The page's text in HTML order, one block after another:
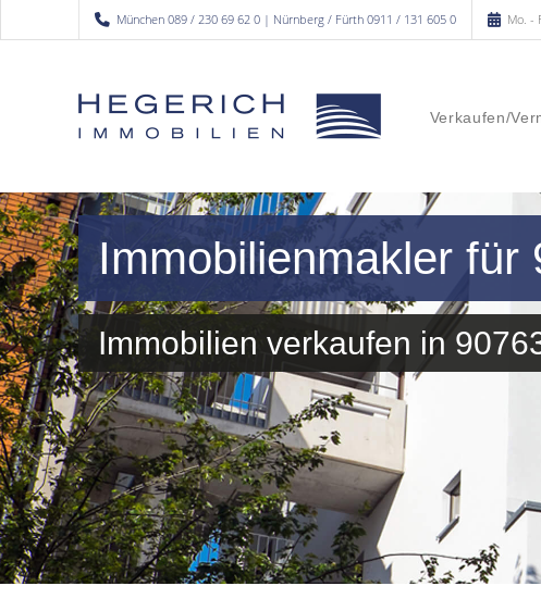
München 089 / 230 69 62 0 | Nürnberg / Fürth 0911 / 131 605 0 Mo. -
Verkaufen/
Immobilienmakler für
Immobilien verkaufen in